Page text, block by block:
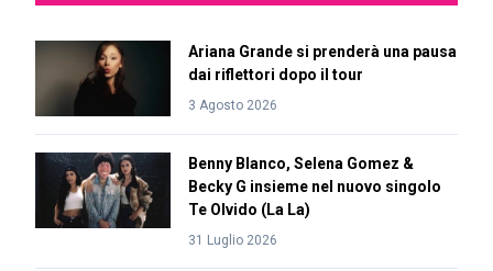
Ariana Grande si prenderà una pausa
dai riflettori dopo il tour
3 Agosto 2026
Benny Blanco, Selena Gomez &
Becky G insieme nel nuovo singolo
Te Olvido (La La)
31 Luglio 2026